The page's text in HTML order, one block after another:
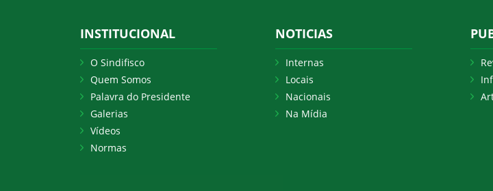
INSTITUCIONAL
O Sindifisco
Quem Somos
Palavra do Presidente
Galerias
Vídeos
Normas
NOTICIAS
Internas
Locais
Nacionais
Na Mídia